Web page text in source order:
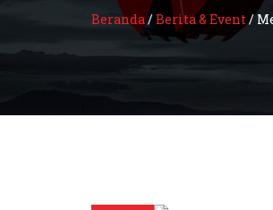
Beranda/Berita & Event/